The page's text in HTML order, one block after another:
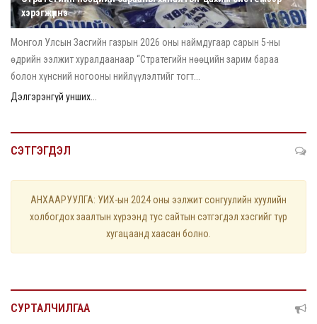
хэрэгжүүлнэ
Монгол Улсын Засгийн газрын 2026 оны наймдугаар сарын 5-ны
өдрийн ээлжит хуралдаанаар “Стратегийн нөөцийн зарим бараа
болон хүнсний ногооны нийлүүлэлтийг тогт...
Дэлгэрэнгүй унших...
СЭТГЭГДЭЛ
АНХААРУУЛГА: УИХ-ын 2024 оны ээлжит сонгуулийн хуулийн
холбогдох заалтын хүрээнд тус сайтын сэтгэгдэл хэсгийг түр
хугацаанд хаасан болно.
СУРТАЛЧИЛГАА